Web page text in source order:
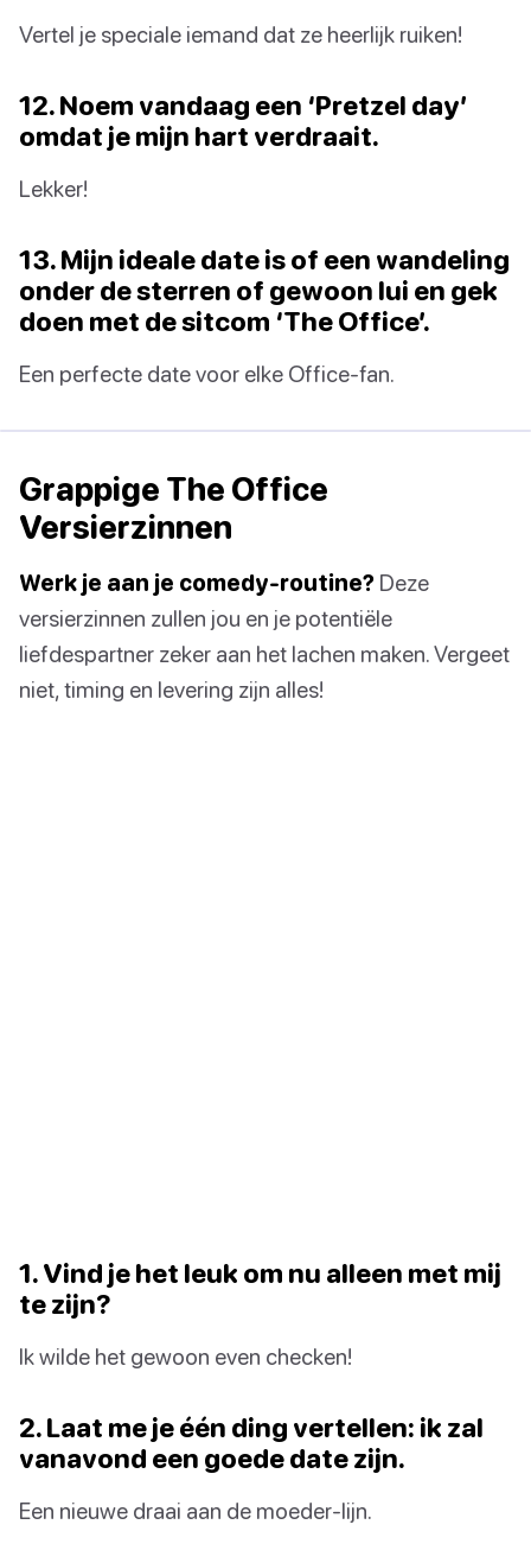
Vertel je speciale iemand dat ze heerlijk ruiken!
12. Noem vandaag een ‘Pretzel day’
omdat je mijn hart verdraait.
Lekker!
13. Mijn ideale date is of een wandeling
onder de sterren of gewoon lui en gek
doen met de sitcom ‘The Office’.
Een perfecte date voor elke Office-fan.
Grappige The Office
Versierzinnen
Werk je aan je comedy-routine? Deze
versierzinnen zullen jou en je potentiële
liefdespartner zeker aan het lachen maken. Vergeet
niet, timing en levering zijn alles!
1. Vind je het leuk om nu alleen met mij
te zijn?
Ik wilde het gewoon even checken!
2. Laat me je één ding vertellen: ik zal
vanavond een goede date zijn.
Een nieuwe draai aan de moeder-lijn.